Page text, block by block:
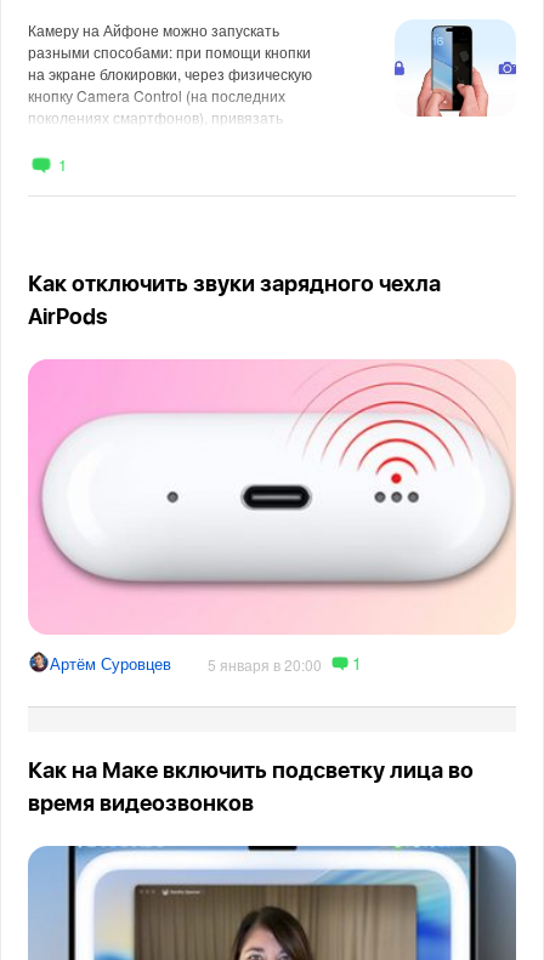
Камеру на Айфоне можно запускать
разными способами: при помощи кнопки
на экране блокировки, через физическую
кнопку Camera Control (на последних
поколениях смартфонов), привязать
1
Как отключить звуки зарядного чехла
AirPods
Артём Суровцев 5 января в 20:00 1
Как на Маке включить подсветку лица во
время видеозвонков